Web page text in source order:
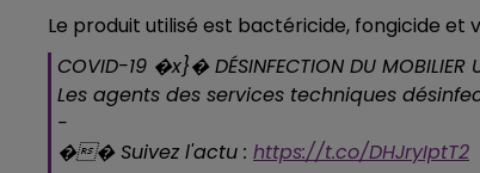
5h00 - 6h00
Le produit utilisé est bactéricide, fongicide et
COVID-19 �x}� DÉSINFECTION DU MOBILIER
Les agents des services techniques
-
��️ Suivez l'actu : https://t.co/DHJryIptT2